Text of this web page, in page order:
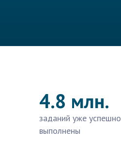
4.8 млн.
заданий уже успешно
выполнены